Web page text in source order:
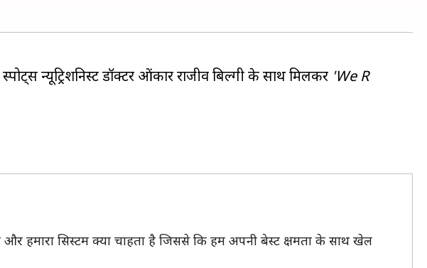
न्यूट्रिशनिस्ट डॉक्टर ओंकार राजीव बिल्गी के साथ मिलकर 'We R
और हमारा सिस्टम क्या चाहता है जिससे कि हम अपनी बेस्ट क्षमता के साथ खेल